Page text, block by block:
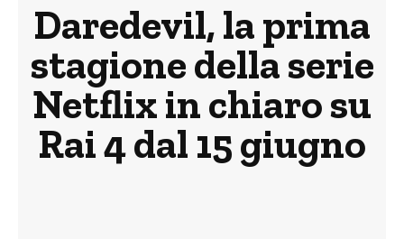
Daredevil, la prima
stagione della serie
Netflix in chiaro su
Rai 4 dal 15 giugno